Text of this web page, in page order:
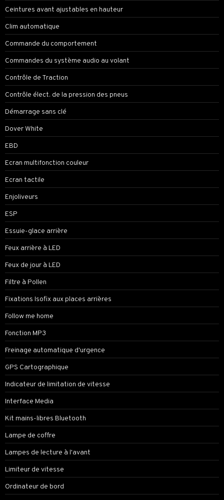
Ceintures avant ajustables en hauteur
Clim automatique
Commande du comportement
Commandes du système audio au volant
Contrôle de Traction
Contrôle élect. de la pression des pneus
Démarrage sans clé
Dover White
EBD
Ecran multifonction couleur
Ecran tactile
Enjoliveurs
ESP
Essuie-glace arrière
Feux arrière à LED
Feux de jour à LED
Filtre à Pollen
Fixations Isofix aux places arrières
Follow me home
Fonction MP3
Freinage automatique d'urgence
GPS Cartographique
Indicateur de limitation de vitesse
Interface Media
Kit mains-libres Bluetooth
Lampe de coffre
Lampes de lecture à l'avant
Limiteur de vitesse
Ordinateur de bord